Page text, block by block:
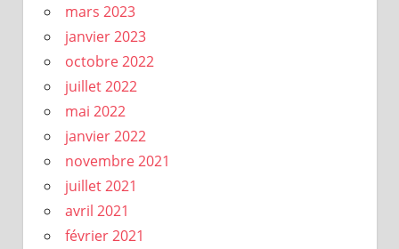
mars 2023
janvier 2023
octobre 2022
juillet 2022
mai 2022
janvier 2022
novembre 2021
juillet 2021
avril 2021
février 2021